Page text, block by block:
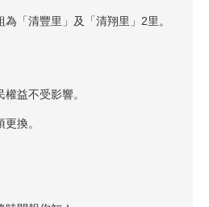
「清豐里」及「清翔里」2里。
益不受影響。
換。